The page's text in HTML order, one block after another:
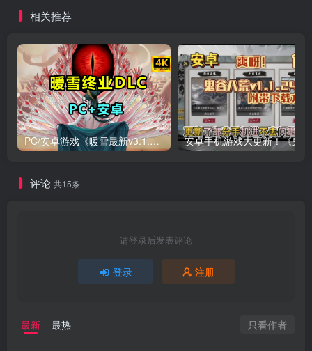
相关推荐
PC/安卓游戏《暖雪最新v3.1.0.1》终业DLC整合版！
评论 共15条
请登录后发表评论
登录 注册
最新 最热 只看作者